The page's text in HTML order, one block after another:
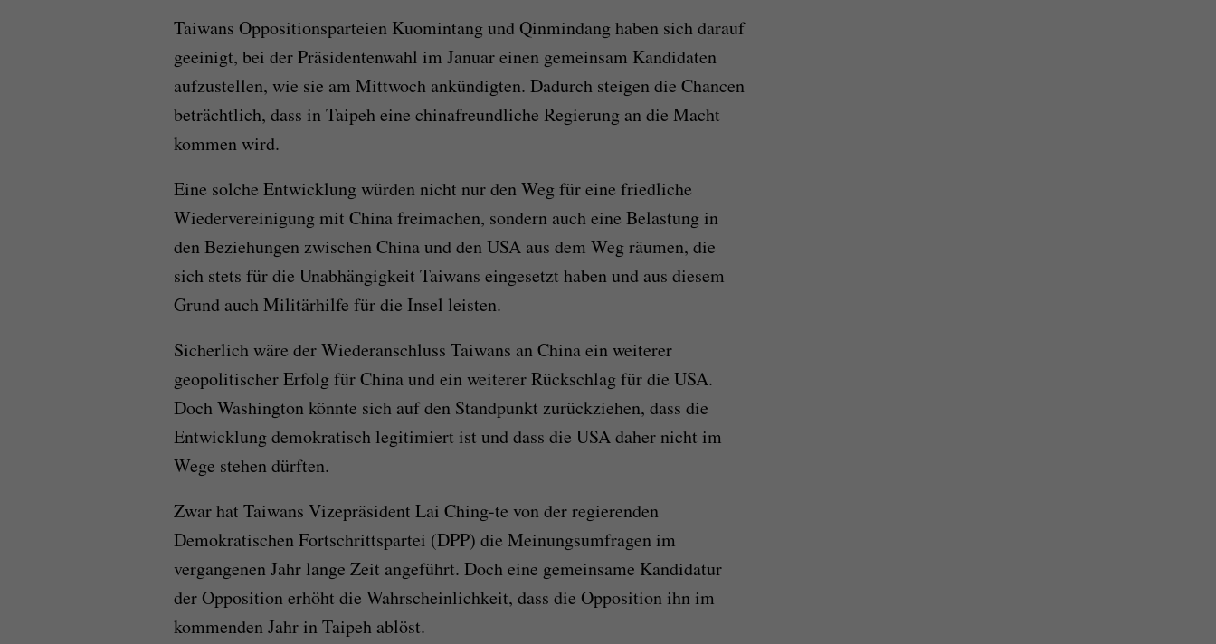
Taiwans Oppositionsparteien Kuomintang und Qinmindang haben sich darauf
geeinigt, bei der Präsidentenwahl im Januar einen gemeinsam Kandidaten
aufzustellen, wie sie am Mittwoch ankündigten. Dadurch steigen die Chancen
beträchtlich, dass in Taipeh eine chinafreundliche Regierung an die Macht
kommen wird.
Eine solche Entwicklung würden nicht nur den Weg für eine friedliche
Wiedervereinigung mit China freimachen, sondern auch eine Belastung in
den Beziehungen zwischen China und den USA aus dem Weg räumen, die
sich stets für die Unabhängigkeit Taiwans eingesetzt haben und aus diesem
Grund auch Militärhilfe für die Insel leisten.
Sicherlich wäre der Wiederanschluss Taiwans an China ein weiterer
geopolitischer Erfolg für China und ein weiterer Rückschlag für die USA.
Doch Washington könnte sich auf den Standpunkt zurückziehen, dass die
Entwicklung demokratisch legitimiert ist und dass die USA daher nicht im
Wege stehen dürften.
Zwar hat Taiwans Vizepräsident Lai Ching-te von der regierenden
Demokratischen Fortschrittspartei (DPP) die Meinungsumfragen im
vergangenen Jahr lange Zeit angeführt. Doch eine gemeinsame Kandidatur
der Opposition erhöht die Wahrscheinlichkeit, dass die Opposition ihn im
kommenden Jahr in Taipeh ablöst.